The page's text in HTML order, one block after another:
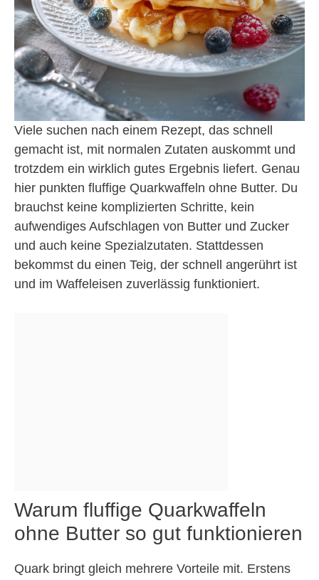
Viele suchen nach einem Rezept, das schnell
gemacht ist, mit normalen Zutaten auskommt und
trotzdem ein wirklich gutes Ergebnis liefert. Genau
hier punkten fluffige Quarkwaffeln ohne Butter. Du
brauchst keine komplizierten Schritte, kein
aufwendiges Aufschlagen von Butter und Zucker
und auch keine Spezialzutaten. Stattdessen
bekommst du einen Teig, der schnell angerührt ist
und im Waffeleisen zuverlässig funktioniert.
Warum fluffige Quarkwaffeln
ohne Butter so gut funktionieren
Quark bringt gleich mehrere Vorteile mit. Erstens